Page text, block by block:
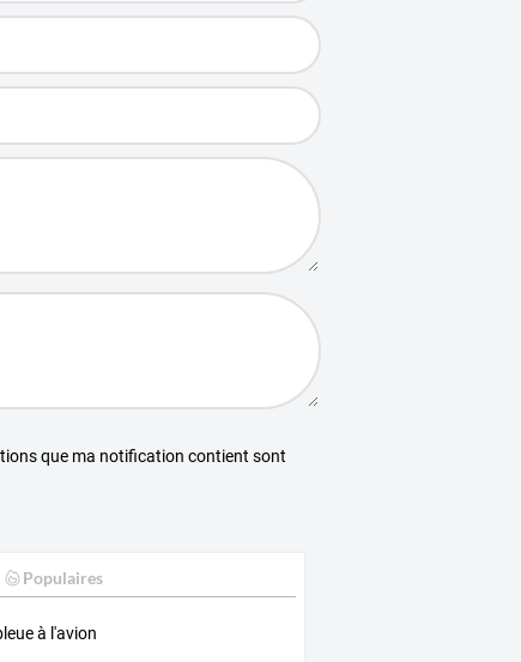
que ma notification contient sont
Populaires
à l'avion